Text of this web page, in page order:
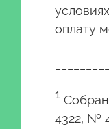
оплату
1
4322, №